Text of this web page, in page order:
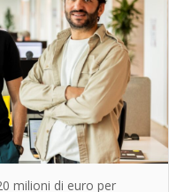
milioni di euro per